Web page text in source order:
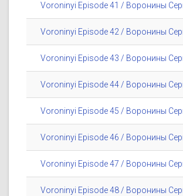
Voroninyi Episode 41 / Воронины
Voroninyi Episode 42 / Воронины
Voroninyi Episode 43 / Воронины
Voroninyi Episode 44 / Воронины
Voroninyi Episode 45 / Воронины
Voroninyi Episode 46 / Воронины
Voroninyi Episode 47 / Воронины
Voroninyi Episode 48 / Воронины